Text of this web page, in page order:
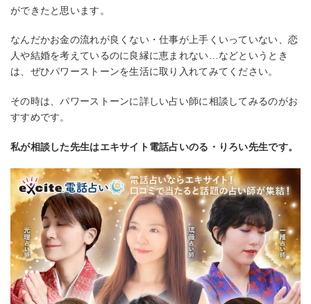
ができたと思います。
なんだかお金の流れが良くない・仕事が上手くいっていない、恋
人や結婚を考えているのに良縁に恵まれない…などというとき
は、ぜひパワーストーンを生活に取り入れてみてください。
その時は、パワーストーンに詳しい占い師に相談してみるのがお
すすめです。
私が相談した先生はエキサイト電話占いのる・りろい先生です。